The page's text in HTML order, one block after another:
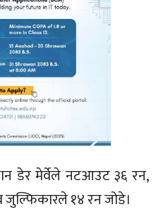
डेर मेर्वेले नटआउट ३६ रन,
जुल्फिकारले १४ रन जोडे।